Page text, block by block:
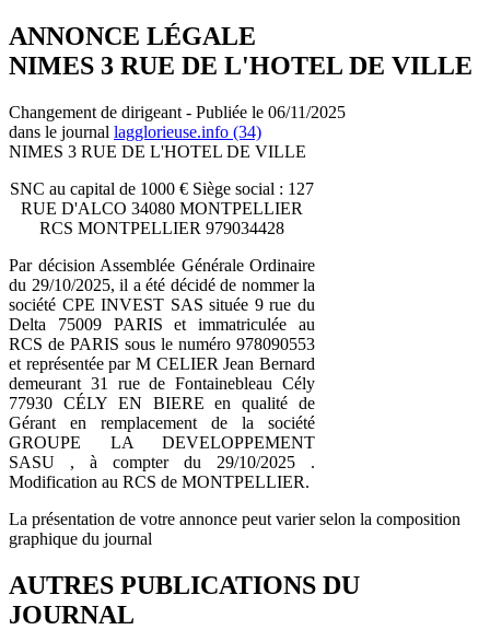
ANNONCE LÉGALE
NIMES 3 RUE DE L'HOTEL DE VILLE
Changement de dirigeant - Publiée le 06/11/2025
dans le journal lagglorieuse.info (34)
NIMES 3 RUE DE L'HOTEL DE VILLE
SNC au capital de 1000 € Siège social : 127
RUE D'ALCO 34080 MONTPELLIER
RCS MONTPELLIER 979034428
Par décision Assemblée Générale Ordinaire
du 29/10/2025, il a été décidé de nommer la
société CPE INVEST SAS située 9 rue du
Delta 75009 PARIS et immatriculée au
RCS de PARIS sous le numéro 978090553
et représentée par M CELIER Jean Bernard
demeurant 31 rue de Fontainebleau Cély
77930 CÉLY EN BIERE en qualité de
Gérant en remplacement de la société
GROUPE LA DEVELOPPEMENT
SASU , à compter du 29/10/2025 .
Modification au RCS de MONTPELLIER.
La présentation de votre annonce peut varier selon la composition
graphique du journal
AUTRES PUBLICATIONS DU
JOURNAL